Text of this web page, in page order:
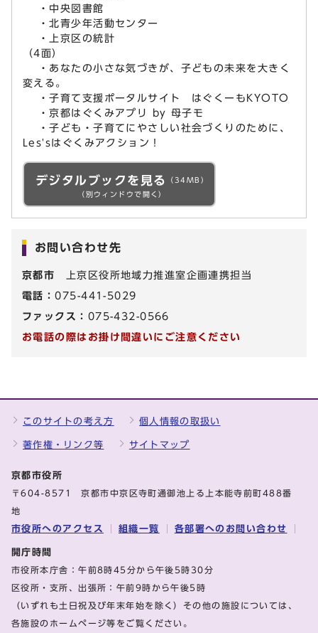
・中央図書館
・北青少年活動センター
・上京区の統計
（4面）
・あなたの小さな気づきが、子どもの未来を大きく
変える。
・子育て支援ポータルサイト はぐくーもKYOTO
・京都はぐくみアプリ by 母子モ
・子ども・子育てにやさしい社会づくりのために、
Les'sはぐくみアクション！
デジタルブックを見る
（34MB）
（別ウィンドウで開く）
お問い合わせ先
京都市 上京区役所地域力推進室企画連携担当
電話：075-441-5029
ファックス： 075-432-0566
お電話の際はお掛け間違いにご注意ください
このサイトの考え方 個人情報の取扱い
著作権・リンク等 サイトマップ
京都市役所
〒604-8571 京都市中京区寺町通御池上る上本能寺前町488番
地
市役所へのアクセス 組織一覧 各部署へのお問い合わせ
開庁時間
市役所本庁舎：午前8時45分から午後5時30分
区役所・支所、出張所：午前9時から午後5時
（いずれも土日祝及び年末年始を除く）その他の施設については、
各施設のホームページ等をご覧ください。